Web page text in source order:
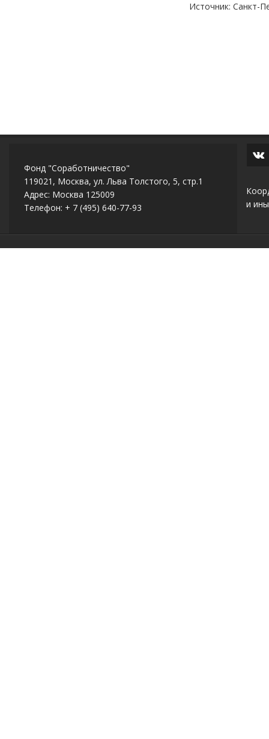
Источник: Санкт-
Фонд "Соработничество"
119021, Москва, ул. Льва Толстого, 5, стр.1
Адрес: Москва 125009
Телефон: + 7 (495) 640-77-93
и